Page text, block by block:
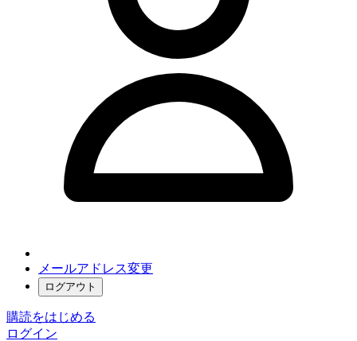
メールアドレス変更
ログアウト
購読をはじめる
ログイン